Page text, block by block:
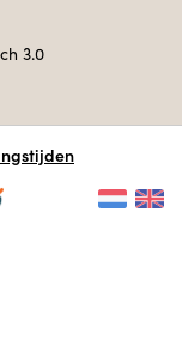
3.0